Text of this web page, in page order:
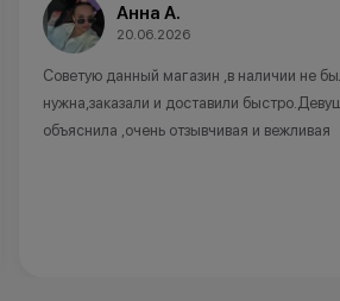
Анна А.
20.06.2026
Советую данный магазин ,в наличии не
нужна,заказали и доставили
объяснила ,очень отзывчивая и вежливая